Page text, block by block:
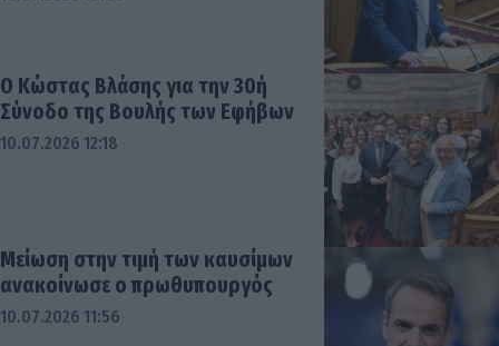
Ο Κώστας Βλάσης για την 30ή
Σύνοδο της Βουλής των Εφήβων
10.07.2026 12:18
Μείωση στην τιμή των καυσίμων
ανακοίνωσε ο πρωθυπουργός
10.07.2026 11:56